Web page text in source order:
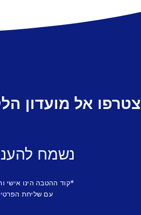
אל מועדון
נשמח
*קוד ההטבה הינו אישי
עם שליחת